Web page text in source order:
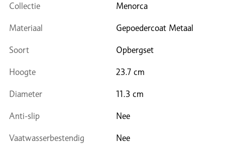
Collectie Menorca
Materiaal Gepoedercoat Metaal
Soort Opbergset
Hoogte 23.7 cm
Diameter 11.3 cm
Anti-slip Nee
Vaatwasserbestendig Nee